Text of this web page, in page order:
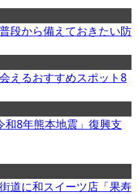
段から備えておきたい防
えるおすすめスポット8
和8年熊本地震」復興支
道に和スイーツ店「果寿